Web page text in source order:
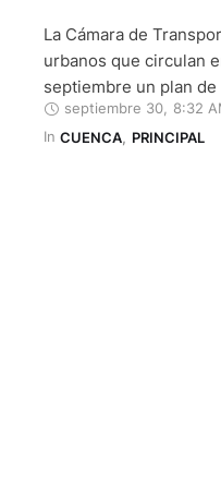
La Cámara de
urbanos que circulan
septiembre un plan
nocturno finaliza entre
demanda en esos
septiembre 30 8:32
In CUENCA, PRINCIPAL